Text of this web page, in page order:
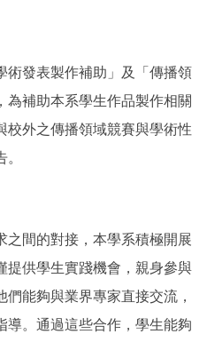
術發表製作補助」及「傳播領
為補助本系學生作品製作相關
校外之傳播領域競賽與學術性
之間的對接，本學系積極開展
提供學生實踐機會，親身參與
能夠與業界專家直接交流，
導。通過這些合作，學生能夠